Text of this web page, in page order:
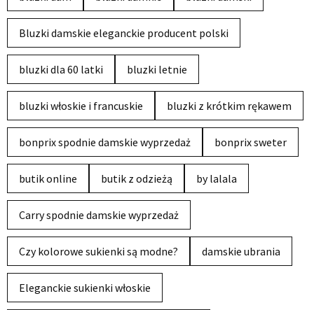
Bluzki damskie eleganckie producent polski
bluzki dla 60 latki bluzki letnie
bluzki włoskie i francuskie bluzki z krótkim rękawem
bonprix spodnie damskie wyprzedaż bonprix sweter
butik online butik z odzieżą by lalala
Carry spodnie damskie wyprzedaż
Czy kolorowe sukienki są modne? damskie ubrania
Eleganckie sukienki włoskie